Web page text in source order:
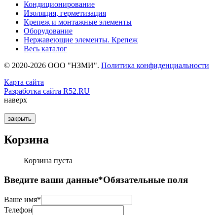
Кондиционирование
Изоляция, герметизация
Крепеж и монтажные элементы
Оборудование
Нержавеющие элементы. Крепеж
Весь каталог
© 2020-2026 ООО "НЗМИ". Политика конфиденциальности
Карта сайта
Разработка сайта R52.RU
наверх
закрыть
Корзина
Корзина пуста
Введите ваши данные*Обязательные поля
Ваше имя*
Телефон